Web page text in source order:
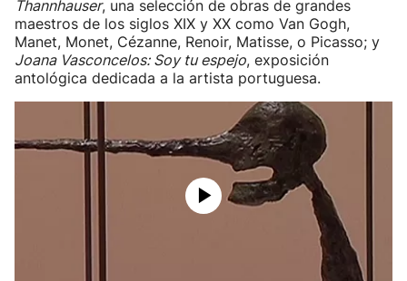
Thannhauser, una selección de obras de grandes
maestros de los siglos XIX y XX como Van Gogh,
Manet, Monet, Cézanne, Renoir, Matisse, o Picasso; y
Joana Vasconcelos: Soy tu espejo, exposición
antológica dedicada a la artista portuguesa.